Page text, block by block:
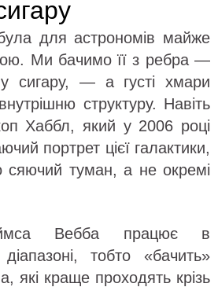
для астрономів майже
Ми бачимо її з ребра —
сигару, — а густі хмари
структуру. Навіть
Хаббл, який у 2006 році
портрет цієї галактики,
сяючий туман, а не окремі
Вебба працює в
тобто «бачить»
які краще проходять крізь